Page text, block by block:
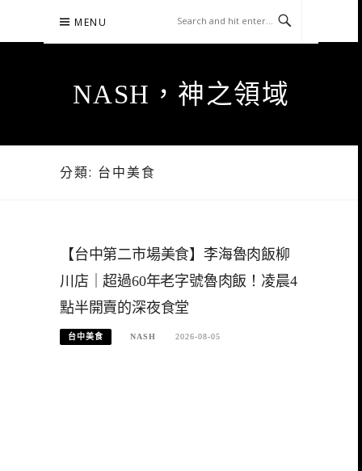
content
MENU
NASH，神之領域
分類: 台中美食
【台中第二市場美食】李海魯肉飯柳
川店｜超過60年老字號魯肉飯！凌晨4
點半開賣的深夜食堂
台中美食 NASH 2026-08-05